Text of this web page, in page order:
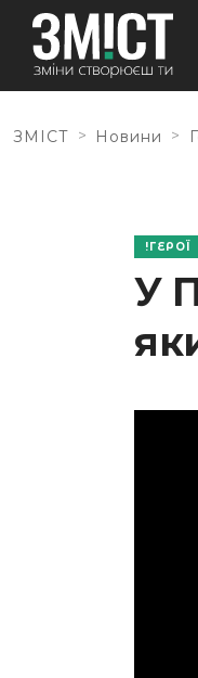
ЗМІСТ > Новини >
ГЕРОЇ
У